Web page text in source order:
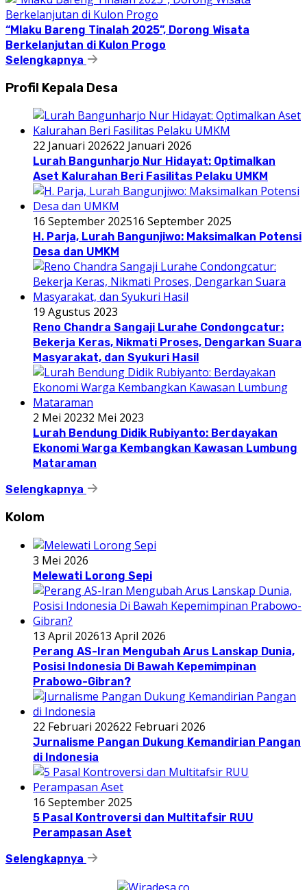
“Mlaku Bareng Tinalah 2025”, Dorong Wisata
Berkelanjutan di Kulon Progo
Selengkapnya
Profil Kepala Desa
22 Januari 202622 Januari 2026
Lurah Bangunharjo Nur Hidayat: Optimalkan
Aset Kalurahan Beri Fasilitas Pelaku UMKM
16 September 202516 September 2025
H. Parja, Lurah Bangunjiwo: Maksimalkan Potensi
Desa dan UMKM
19 Agustus 2023
Reno Chandra Sangaji Lurahe Condongcatur:
Bekerja Keras, Nikmati Proses, Dengarkan Suara
Masyarakat, dan Syukuri Hasil
2 Mei 20232 Mei 2023
Lurah Bendung Didik Rubiyanto: Berdayakan
Ekonomi Warga Kembangkan Kawasan Lumbung
Mataraman
Selengkapnya
Kolom
3 Mei 2026
Melewati Lorong Sepi
13 April 202613 April 2026
Perang AS-Iran Mengubah Arus Lanskap Dunia,
Posisi Indonesia Di Bawah Kepemimpinan
Prabowo-Gibran?
22 Februari 202622 Februari 2026
Jurnalisme Pangan Dukung Kemandirian Pangan
di Indonesia
16 September 2025
5 Pasal Kontroversi dan Multitafsir RUU
Perampasan Aset
Selengkapnya